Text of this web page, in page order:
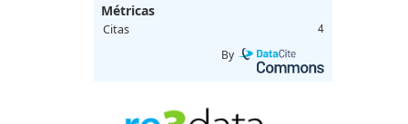
Métricas
Citas 4
By